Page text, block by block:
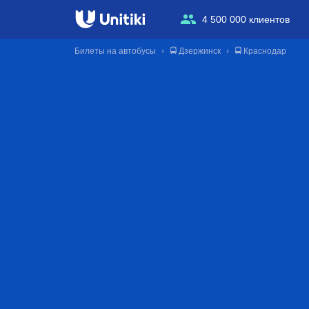
4 500 000 клиентов
Билеты на автобусы 🚍 Дзержинск 🚍 Краснодар